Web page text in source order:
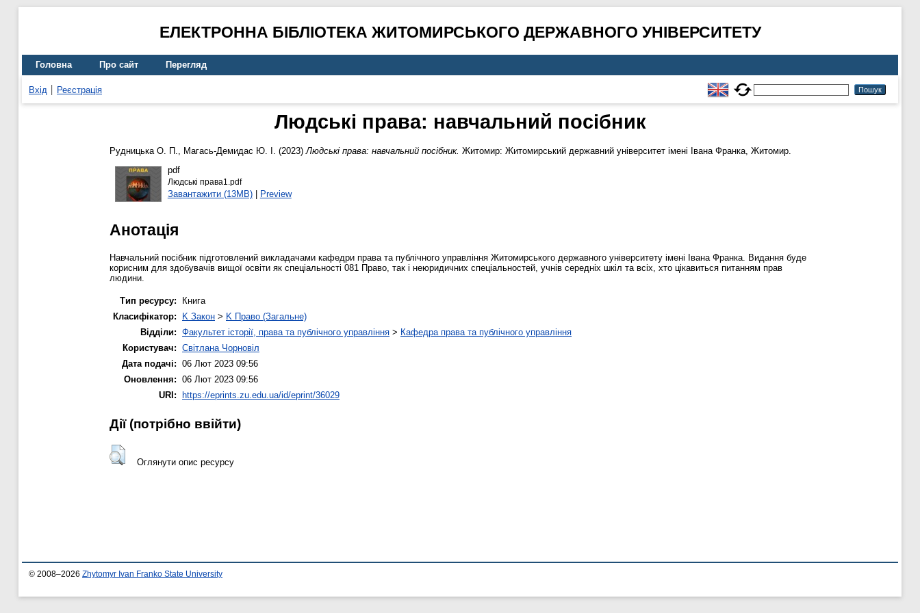
ЕЛЕКТРОННА БІБЛІОТЕКА ЖИТОМИРСЬКОГО ДЕРЖАВНОГО УНІВЕРСИТЕТУ
Головна Про сайт Перегляд
Вхід Реєстрація
Людські права: навчальний посібник
Рудницька О. П., Магась-Демидас Ю. І. (2023)Людські права: навчальний посібник. Житомир: Житомирський державний університет імені Івана Франка, Житомир.
pdf
Людські права1.pdf
Завантажити (13MB)| Preview
Анотація
Навчальний посібник підготовлений викладачами кафедри права та публічного управління Житомирського державного університету імені Івана Франка. Видання буде
корисним для здобувачів вищої освіти як спеціальності 081 Право, так і неюридичних спеціальностей, учнів середніх шкіл та всіх, хто цікавиться питанням прав
людини.
Тип ресурсу:
Книга
Класифікатор:
K Закон > K Право (Загальне)
Відділи: Факультет історії, права та публічного управління > Кафедра права та публічного управління
Користувач: Світлана Чорновіл
Дата подачі: 06 Лют 2023 09:56
Оновлення: 06 Лют 2023 09:56
URI: https://eprints.zu.edu.ua/id/eprint/36029
Дії ​​(потрібно ввійти)
Оглянути опис ресурсу
© 2008–2026 Zhytomyr Ivan Franko State University